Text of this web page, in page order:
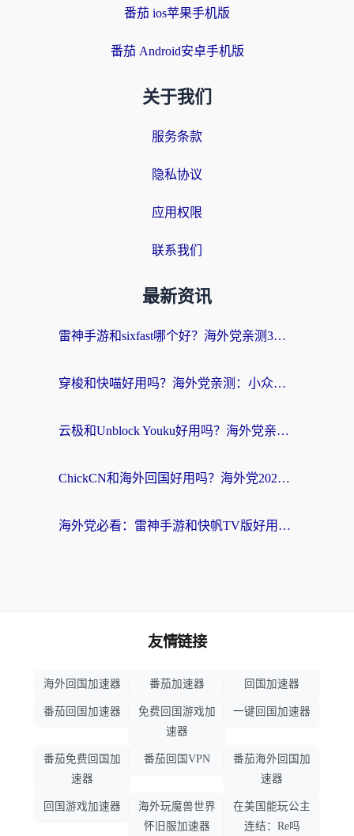
番茄 ios苹果手机版
番茄 Android安卓手机版
关于我们
服务条款
隐私协议
应用权限
联系我们
最新资讯
雷神手游和sixfast哪个好？海外党亲测3款回国加速器，教你选对不踩坑
穿梭和快喵好用吗？海外党亲测：小众加速器对比+番茄加速器深度体验
云极和Unblock Youku好用吗？海外党亲测+2026回国加速器避坑指南
ChickCN和海外回国好用吗？海外党2026亲测：从手游到影音，选对加速器的3个关键
海外党必看：雷神手游和快帆TV版好用吗？3步选对回国加速器不踩坑
友情链接
海外回国加速器 番茄加速器 回国加速器
番茄回国加速器
免费回国游戏加
速器
一键回国加速器
番茄免费回国加
速器
番茄回国VPN
番茄海外回国加
速器
回国游戏加速器
海外玩魔兽世界
怀旧服加速器
在美国能玩公主
连结：Re吗